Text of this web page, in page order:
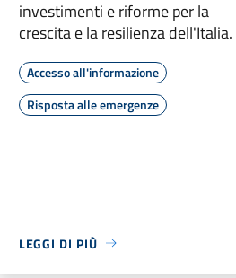
investimenti e riforme per la
crescita e la resilienza dell'Italia.
Accesso all'informazione
Risposta alle emergenze
LEGGI DI PIÙ